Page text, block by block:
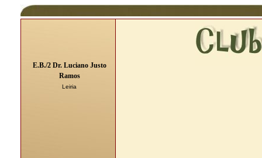
E.B./2 Dr. Luciano Justo
Ramos
Leiria